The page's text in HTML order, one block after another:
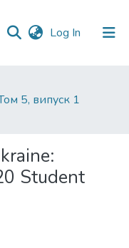
Log In (current)
5, випуск 1
Student